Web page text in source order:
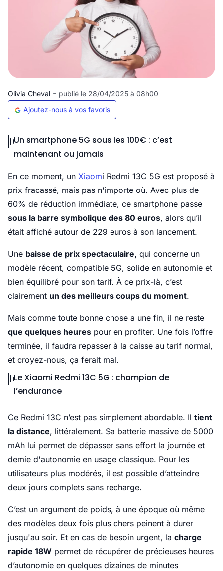
Olivia Cheval - publié le 28/04/2025 à 08h00
Ajoutez-nous à vos favoris
Un smartphone 5G sous les 100€ : c’est
maintenant ou jamais
En ce moment, un Xiaomi Redmi 13C 5G est proposé à
prix fracassé, mais pas n'importe où. Avec plus de
60% de réduction immédiate, ce smartphone passe
sous la barre symbolique des 80 euros, alors qu’il
était affiché autour de 229 euros à son lancement.
Une baisse de prix spectaculaire, qui concerne un
modèle récent, compatible 5G, solide en autonomie et
bien équilibré pour son tarif. À ce prix-là, c’est
clairement un des meilleurs coups du moment.
Mais comme toute bonne chose a une fin, il ne reste
que quelques heures pour en profiter. Une fois l’offre
terminée, il faudra repasser à la caisse au tarif normal,
et croyez-nous, ça ferait mal.
Le Xiaomi Redmi 13C 5G : champion de
l’endurance
Ce Redmi 13C n’est pas simplement abordable. Il tient
la distance, littéralement. Sa batterie massive de 5000
mAh lui permet de dépasser sans effort la journée et
demie d'autonomie en usage classique. Pour les
utilisateurs plus modérés, il est possible d’atteindre
deux jours complets sans recharge.
C’est un argument de poids, à une époque où même
des modèles deux fois plus chers peinent à durer
jusqu'au soir. Et en cas de besoin urgent, la charge
rapide 18W permet de récupérer de précieuses heures
d’autonomie en quelques dizaines de minutes